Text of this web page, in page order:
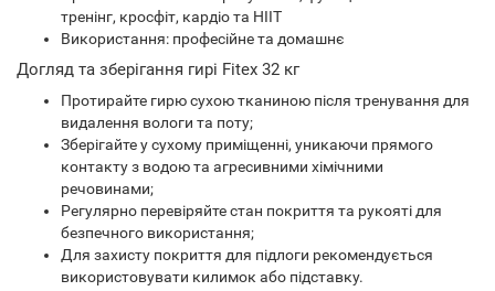
тренінг, кросфіт, кардіо та HIIT
Використання: професійне та домашнє
Догляд та зберігання гирі Fitex 32 кг
Протирайте гирю сухою тканиною після тренування для
видалення вологи та поту;
Зберігайте у сухому приміщенні, уникаючи прямого
контакту з водою та агресивними хімічними
речовинами;
Регулярно перевіряйте стан покриття та рукояті для
безпечного використання;
Для захисту покриття для підлоги рекомендується
використовувати килимок або підставку.